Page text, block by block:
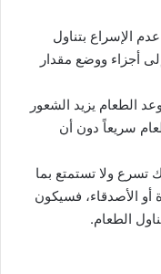
الإسراع بتناول
أجزاء ووضع مقدار
الطعام يزيد الشعور
سريعاً دون أن
تسرع ولا تستمتع بما
الأصدقاء، فسيكون
الطعام.